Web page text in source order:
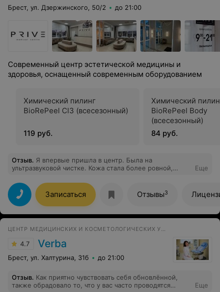
Брест, ул. Дзержинского, 50/2 до 21:00
Современный центр эстетической медицины и
здоровья, оснащенный современным оборудованием
Химический пилинг
BioRePeel Cl3 (всесезонный)
119 руб.
Химический
BioRePeel Body
(всесезонный)
84 руб.
Отзыв. Я впервые пришла в центр. Была на
ультразвуковой чистке. Кожа стала более ровной,
специалисту!
Еще
Записаться Отзывы3
ЦЕНТР МЕДИЦИНСКИХ И КОСМЕТОЛОГИЧЕСКИХ УСЛУГ
4.7 Verba
Брест, ул. Халтурина, 31б до 21:00
Отзыв. Как приятно чувствовать себя обновлённой,
также обрадовало то, что у вас часто проводятся
Еще